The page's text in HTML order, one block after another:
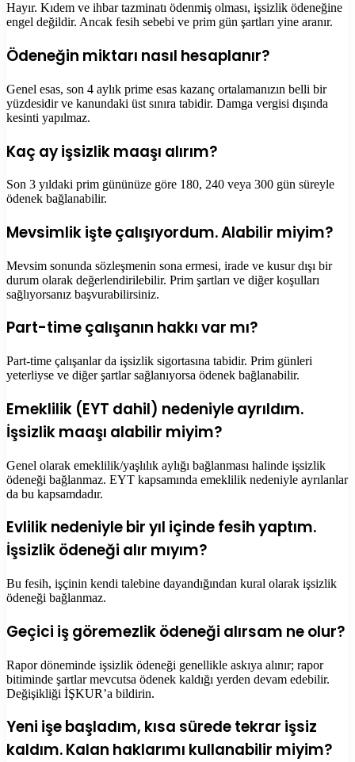
Hayır. Kıdem ve ihbar tazminatı ödenmiş olması, işsizlik ödeneğine
engel değildir. Ancak fesih sebebi ve prim gün şartları yine aranır.
Ödeneğin miktarı nasıl hesaplanır?
Genel esas, son 4 aylık prime esas kazanç ortalamanızın belli bir
yüzdesidir ve kanundaki üst sınıra tabidir. Damga vergisi dışında
kesinti yapılmaz.
Kaç ay işsizlik maaşı alırım?
Son 3 yıldaki prim gününüze göre 180, 240 veya 300 gün süreyle
ödenek bağlanabilir.
Mevsimlik işte çalışıyordum. Alabilir miyim?
Mevsim sonunda sözleşmenin sona ermesi, irade ve kusur dışı bir
durum olarak değerlendirilebilir. Prim şartları ve diğer koşulları
sağlıyorsanız başvurabilirsiniz.
Part-time çalışanın hakkı var mı?
Part-time çalışanlar da işsizlik sigortasına tabidir. Prim günleri
yeterliyse ve diğer şartlar sağlanıyorsa ödenek bağlanabilir.
Emeklilik (EYT dahil) nedeniyle ayrıldım.
İşsizlik maaşı alabilir miyim?
Genel olarak emeklilik/yaşlılık aylığı bağlanması halinde işsizlik
ödeneği bağlanmaz. EYT kapsamında emeklilik nedeniyle ayrılanlar
da bu kapsamdadır.
Evlilik nedeniyle bir yıl içinde fesih yaptım.
İşsizlik ödeneği alır mıyım?
Bu fesih, işçinin kendi talebine dayandığından kural olarak işsizlik
ödeneği bağlanmaz.
Geçici iş göremezlik ödeneği alırsam ne olur?
Rapor döneminde işsizlik ödeneği genellikle askıya alınır; rapor
bitiminde şartlar mevcutsa ödenek kaldığı yerden devam edebilir.
Değişikliği İŞKUR’a bildirin.
Yeni işe başladım, kısa sürede tekrar işsiz
kaldım. Kalan haklarımı kullanabilir miyim?